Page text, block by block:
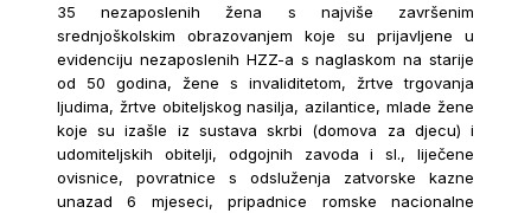
35 nezaposlenih žena s najviše završenim
srednjoškolskim obrazovanjem koje su prijavljene u
evidenciju nezaposlenih HZZ-a s naglaskom na starije
od 50 godina, žene s invaliditetom, žrtve trgovanja
ljudima, žrtve obiteljskog nasilja, azilantice, mlade žene
koje su izašle iz sustava skrbi (domova za djecu) i
udomiteljskih obitelji, odgojnih zavoda i sl., liječene
ovisnice, povratnice s odsluženja zatvorske kazne
unazad 6 mjeseci, pripadnice romske nacionalne